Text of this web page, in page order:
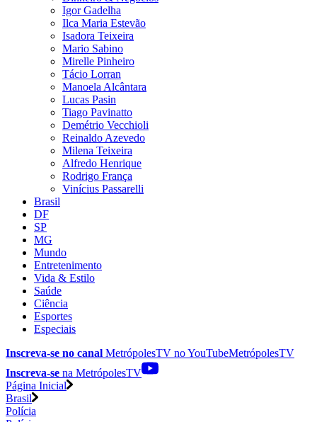
Igor Gadelha
Ilca Maria Estevão
Isadora Teixeira
Mario Sabino
Mirelle Pinheiro
Tácio Lorran
Manoela Alcântara
Lucas Pasin
Tiago Pavinatto
Demétrio Vecchioli
Reinaldo Azevedo
Milena Teixeira
Alfredo Henrique
Rodrigo França
Vinícius Passarelli
Brasil
DF
SP
MG
Mundo
Entretenimento
Vida & Estilo
Saúde
Ciência
Esportes
Especiais
Inscreva-se no canal MetrópolesTV noYouTubeMetrópolesTV
Inscreva-se na MetrópolesTV
Página Inicial
Brasil
Polícia